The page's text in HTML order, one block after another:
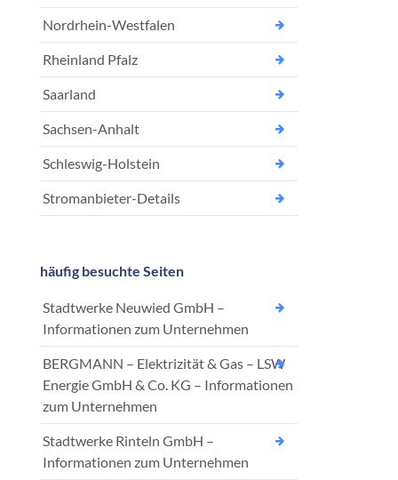
Nordrhein-Westfalen
Rheinland Pfalz
Saarland
Sachsen-Anhalt
Schleswig-Holstein
Stromanbieter-Details
häufig besuchte Seiten
Stadtwerke Neuwied GmbH –
Informationen zum Unternehmen
BERGMANN – Elektrizität & Gas – LSW
Energie GmbH & Co. KG – Informationen
zum Unternehmen
Stadtwerke Rinteln GmbH –
Informationen zum Unternehmen